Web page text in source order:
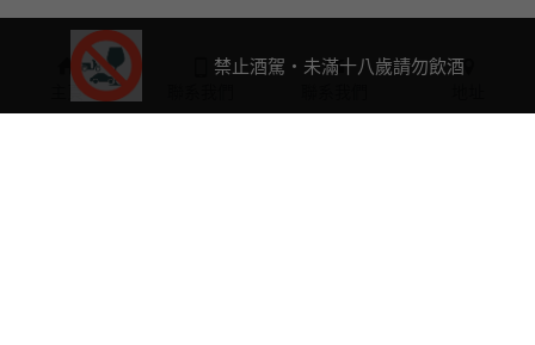
主頁
禁止酒駕・未滿十八歲請勿飲酒